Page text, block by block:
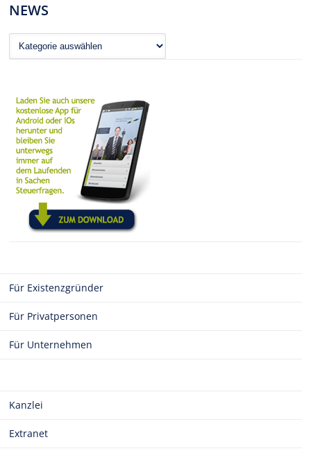
NEWS
News
Für Existenzgründer
Für Privatpersonen
Für Unternehmen
Kanzlei
Extranet